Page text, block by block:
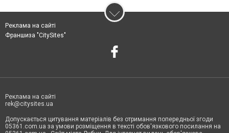
Реклама на сайті
Франшиза "CitySites"
Реклама на сайті
rek@citysites.ua
Допускається цитування матеріалів без отримання попередньої згоди
05361.com.ua за умови розміщення в тексті обов'язкового посилання на